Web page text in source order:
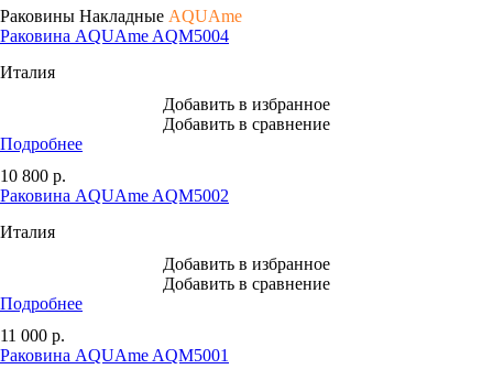
Раковины Накладные AQUAme
Раковина AQUAme AQM5004
Италия
Добавить в избранное
Добавить в сравнение
Подробнее
10 800 р.
Раковина AQUAme AQM5002
Италия
Добавить в избранное
Добавить в сравнение
Подробнее
11 000 р.
Раковина AQUAme AQM5001